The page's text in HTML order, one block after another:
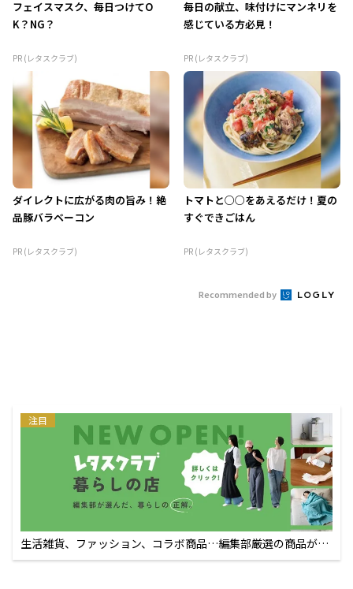
フェイスマスク、毎日つけてO
K？NG？
PR (レタスクラブ)
毎日の献立、味付けにマンネリを
感じている方必見！
PR (レタスクラブ)
ダイレクトに広がる肉の旨み！絶
品豚バラベーコン
PR (レタスクラブ)
トマトと○○をあえるだけ！夏の
すぐできごはん
PR (レタスクラブ)
Recommended by
注目
生活雑貨、ファッション、コラボ商品…編集部厳選の商品が買
えるECサイト